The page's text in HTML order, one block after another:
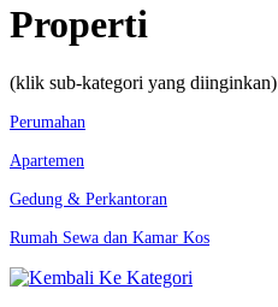
Properti
(klik sub-kategori yang diinginkan)
Perumahan
Apartemen
Gedung & Perkantoran
Rumah Sewa dan Kamar Kos